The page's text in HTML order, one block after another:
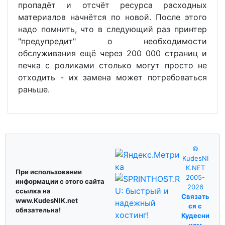
пропадёт и отсчёт ресурса расходных
материалов начнётся по новой. После этого
надо помнить, что в следующий раз принтер
"предупредит" о необходимости
обслуживания ещё через 200 000 страниц и
печка с роликами столько могут просто не
отходить - их замена может потребоваться
раньше.
При использовании
информации с этого сайта
ссылка на
www.KudesNIK.net
обязательна!
©
KudesNI
K.NET
2005-
2026
Связать
ся с
Кудесни